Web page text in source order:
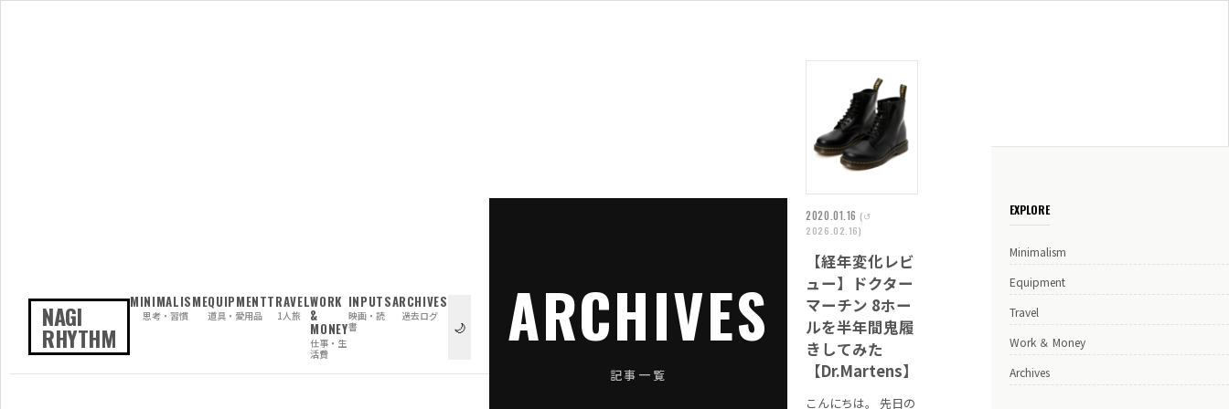
NAGI
RHYTHM
MINIMALISM
思考・習慣
EQUIPMENT
道具・愛用品
TRAVEL
1人旅
WORK
&
MONEY
仕事・生
活費
INPUTS
映画・読
書
ARCHIVES
過去ログ
🌙 ARCHIVES
記事一覧
2020.01.16 (↺
2026.02.16)
【経年変化レビ
ュー】ドクター
マーチン 8ホー
ルを半年間鬼履
きしてみた
【Dr.Martens】
こんにちは。 先日の
EXPLORE
Minimalism
Equipment
Travel
Work ＆ Money
Archives